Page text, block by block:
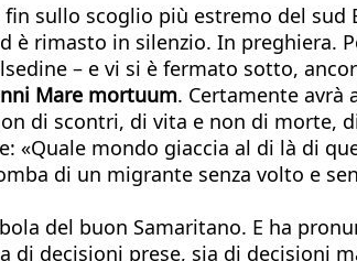
sullo scoglio più estremo del
rimasto in silenzio. In preghiera.
– e vi si è fermato sotto,
Mare mortuum. Certamente avrà
di scontri, di vita e non di morte,
«Quale mondo giaccia al di là di
di un migrante senza volto e
del buon Samaritano. E ha
decisioni prese, sia di decisioni